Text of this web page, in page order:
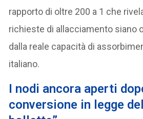
rapporto di oltre 200 a 1 che
richieste di allacciamento siano
dalla reale capacità di
italiano.
I nodi ancora aperti
conversione in legge